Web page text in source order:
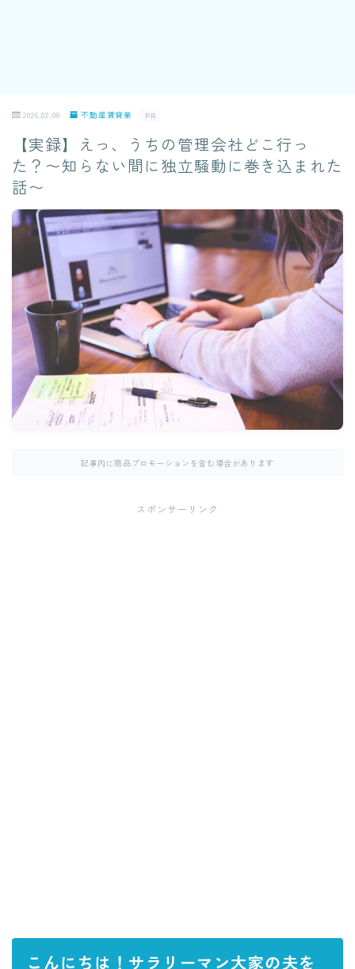
2026.02.08 不動産賃貸業 PR
【実録】えっ、うちの管理会社どこ行っ
た？〜知らない間に独立騒動に巻き込まれた
話〜
記事内に商品プロモーションを含む場合があります
スポンサーリンク
こんにちは！サラリーマン大家の夫を